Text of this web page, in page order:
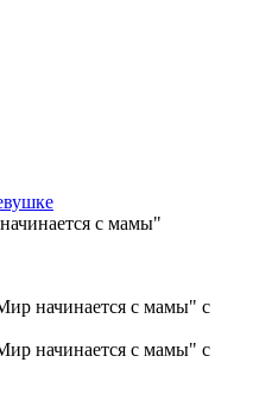
с мамы"